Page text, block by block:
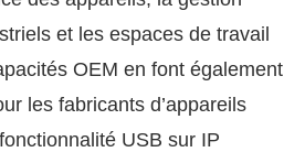
et les espaces de travail
OEM en font également
les fabricants d’appareils
USB sur IP